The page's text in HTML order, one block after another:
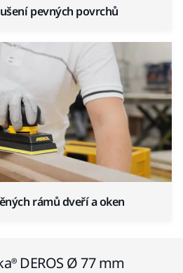
pevných povrchů
rámů dveří a oken
DEROS Ø 77 mm